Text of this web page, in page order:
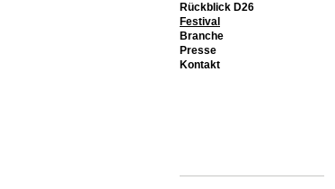
Rückblick D26
Festival
Branche
Presse
Kontakt